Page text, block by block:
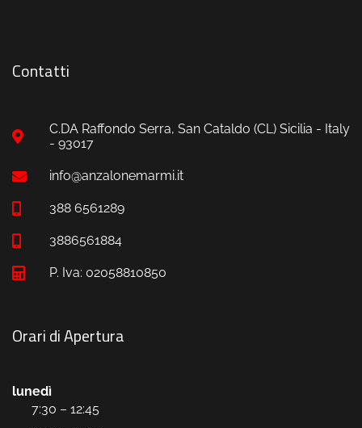
Contatti
C.DA Raffondo Serra, San Cataldo (CL) Sicilia - Italy
- 93017
info@anzalonemarmi.it
388 6561289
3886561884
P. Iva: 02058810850
Orari di Apertura
lunedì
7:30 – 12:45